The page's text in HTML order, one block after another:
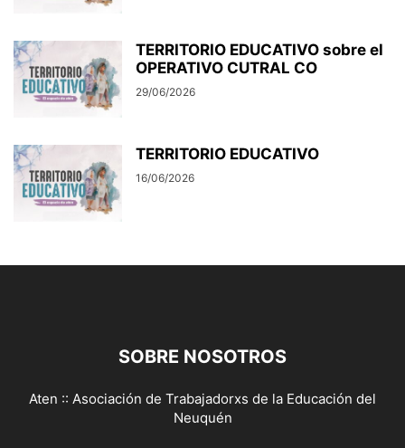
TERRITORIO EDUCATIVO sobre el
OPERATIVO CUTRAL CO
29/06/2026
TERRITORIO EDUCATIVO
16/06/2026
SOBRE NOSOTROS
Aten :: Asociación de Trabajadorxs de la Educación del
Neuquén